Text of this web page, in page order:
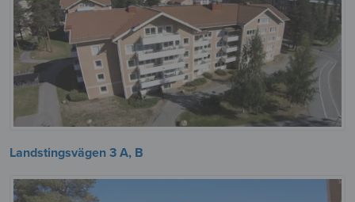
Landstingsvägen 3 A, B